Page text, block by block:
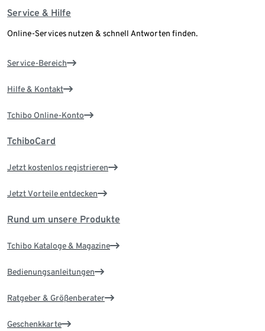
Service & Hilfe
Online-Services nutzen & schnell Antworten finden.
Service-Bereich
Hilfe & Kontakt
Tchibo Online-Konto
TchiboCard
Jetzt kostenlos registrieren
Jetzt Vorteile entdecken
Rund um unsere Produkte
Tchibo Kataloge & Magazine
Bedienungsanleitungen
Ratgeber & Größenberater
Geschenkkarte